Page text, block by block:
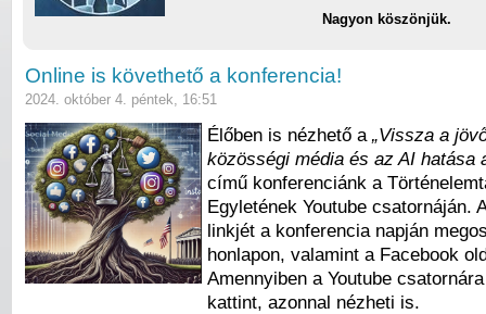
Nagyon köszönjük.
Online is követhető a konferencia!
2024. október 4. péntek, 16:51
Élőben is nézhető a „Vissza a
közösségi média és az AI hatása
című konferenciánk a
Egyletének Youtube csatornáján.
linkjét a konferencia napján
honlapon, valamint a Facebook
Amennyiben a Youtube csatornára
kattint, azonnal nézheti is.